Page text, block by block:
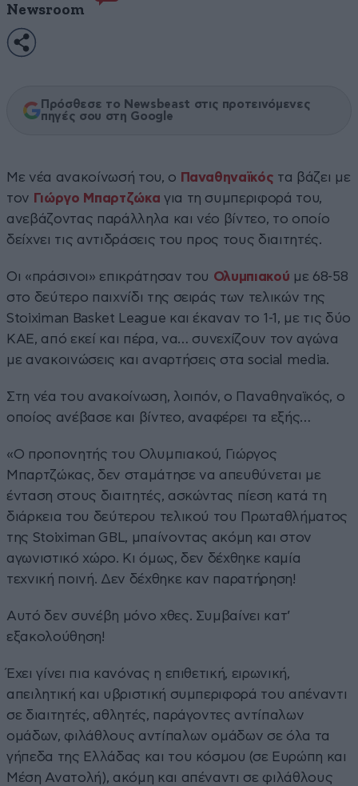
Newsroom
Πρόσθεσε το Newsbeast στις προτεινόμενες
πηγές σου στη Google
Με νέα ανακοίνωσή του, ο Παναθηναϊκός τα βάζει με
τον Γιώργο Μπαρτζώκα για τη συμπεριφορά του,
ανεβάζοντας παράλληλα και νέο βίντεο, το οποίο
δείχνει τις αντιδράσεις του προς τους διαιτητές.
Οι «πράσινοι» επικράτησαν του Ολυμπιακού με 68-58
στο δεύτερο παιχνίδι της σειράς των τελικών της
Stoiximan Basket League και έκαναν το 1-1, με τις δύο
ΚΑΕ, από εκεί και πέρα, να… συνεχίζουν τον αγώνα
με ανακοινώσεις και αναρτήσεις στα social media.
Στη νέα του ανακοίνωση, λοιπόν, ο Παναθηναϊκός, ο
οποίος ανέβασε και βίντεο, αναφέρει τα εξής…
«Ο προπονητής του Ολυμπιακού, Γιώργος
Μπαρτζώκας, δεν σταμάτησε να απευθύνεται με
ένταση στους διαιτητές, ασκώντας πίεση κατά τη
διάρκεια του δεύτερου τελικού του Πρωταθλήματος
της Stoiximan GBL, μπαίνοντας ακόμη και στον
αγωνιστικό χώρο. Κι όμως, δεν δέχθηκε καμία
τεχνική ποινή. Δεν δέχθηκε καν παρατήρηση!
Αυτό δεν συνέβη μόνο χθες. Συμβαίνει κατ’
εξακολούθηση!
Έχει γίνει πια κανόνας η επιθετική, ειρωνική,
απειλητική και υβριστική συμπεριφορά του απέναντι
σε διαιτητές, αθλητές, παράγοντες αντίπαλων
ομάδων, φιλάθλους αντίπαλων ομάδων σε όλα τα
γήπεδα της Ελλάδας και του κόσμου (σε Ευρώπη και
Μέση Ανατολή), ακόμη και απέναντι σε φιλάθλους